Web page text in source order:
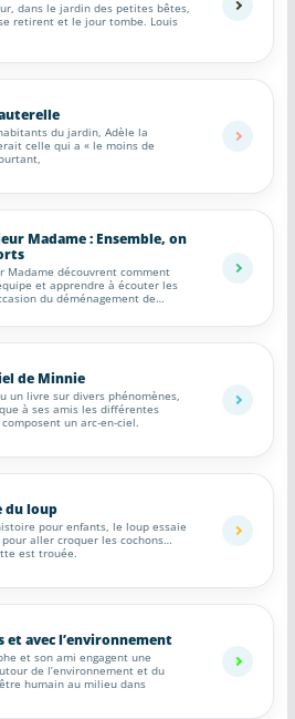
dans le jardin des petites bêtes,
retirent et le jour tombe. Louis
du jardin, Adèle la
celle qui a « le moins de
Madame : Ensemble, on
Madame découvrent comment
et apprendre à écouter les
du déménagement de
de Minnie
un livre sur divers phénomènes,
à ses amis les différentes
un arc-en-ciel.
du loup
pour enfants, le loup essaie
pour aller croquer les cochons…
est trouée.
et avec l’environnement
et son ami engagent une
de l’environnement et du
humain au milieu dans